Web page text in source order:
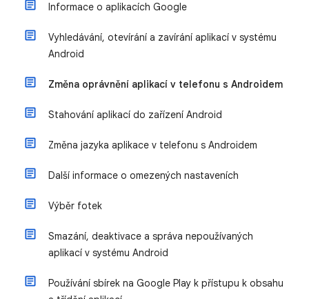
Informace o aplikacích Google
Vyhledávání, otevírání a zavírání aplikací v systému
Android
Změna oprávnění aplikací v telefonu s Androidem
Stahování aplikací do zařízení Android
Změna jazyka aplikace v telefonu s Androidem
Další informace o omezených nastaveních
Výběr fotek
Smazání, deaktivace a správa nepoužívaných
aplikací v systému Android
Používání sbírek na Google Play k přístupu k obsahu